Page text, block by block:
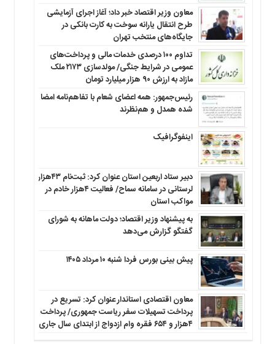
معاون وزیر اقتصاد خبر داد؛ آغاز اجرای آزمایشی
طرح انتقال یارانه سوخت به کارت بانکی در
جایگاه‌های منتخب تهران
تداوم ۱۰۰ درصدی خدمات مالی و پرداخت‌های
عمومی در شرایط جنگی/ مولدسازی ۲۱۷۳ ملک
مازاد به ارزش ۹۰ هزار میلیارد تومان
رئیس‌جمهور: همه اعضای شعام با تفاهم‌نامه امضا
شده همدل و هم‌نظرند
اینفوگرافیک
دبیر ستاد اربعین استان عنوان کرد: ثبت‌نام ۴۳هزار
لرستانی در سامانه سماح/ فعالیت ۴هزار خادم در
مواکب استان
به پیشنهاد وزیر اقتصاد؛ دولت ماهانه به شورای
گفتگو گزارش می‌دهد
پیش بینی بورس فردا شنبه ۱۰ مرداد ۱۴۰۵
معاون اقتصادی استاندار عنوان کرد: تسریع در
پرداخت تسهیلات سفر ریاست جمهوری/ پرداخت
۴هزار و ۶۵۴ فقره وام ازدواج از ابتدای سال جاری